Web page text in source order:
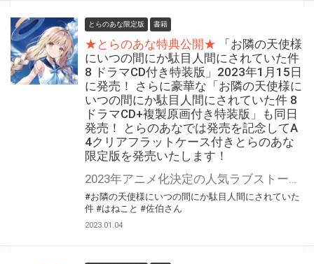
とらのあな限定版 書籍
★とらのあな特典公開★
「お隣の天使様
にいつの間にか駄目人間にされていた件
8 ドラマCD付き特装版」2023年1月15日
に発売！ さらに豪華な「お隣の天使様に
いつの間にか駄目人間にされていた件 8
ドラマCD+複製原画付き特装版」も同日
発売！ とらのあなでは発売を記念してA
4クリアフラットケース付きとらのあな
限定版を発売いたします！
#お隣の天使様にいつの間にか駄目人間にされていた
件 #はねこと #佐伯さん
2023.01.04